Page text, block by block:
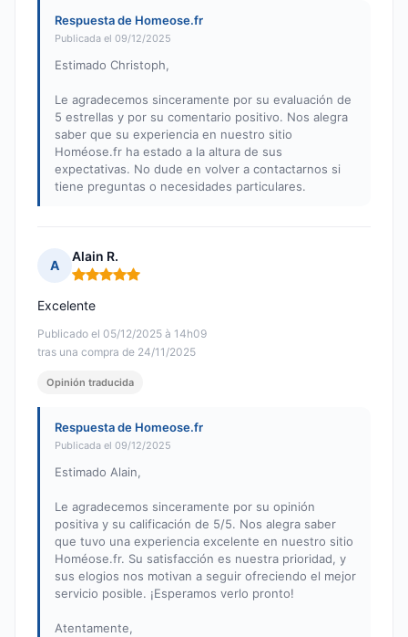
Respuesta de Homeose.fr
Publicada el 09/12/2025
Estimado Christoph,
Le agradecemos sinceramente por su evaluación de
5 estrellas y por su comentario positivo. Nos alegra
saber que su experiencia en nuestro sitio
Homéose.fr ha estado a la altura de sus
expectativas. No dude en volver a contactarnos si
tiene preguntas o necesidades particulares.
A
Alain R.
Nota: 5 de 5
Publicado el 05/12/2025 à 14h09
tras una compra de 24/11/2025
Excelente
Opinión traducida
Respuesta de Homeose.fr
Publicada el 09/12/2025
Estimado Alain,
Le agradecemos sinceramente por su opinión
positiva y su calificación de 5/5. Nos alegra saber
que tuvo una experiencia excelente en nuestro sitio
Homéose.fr. Su satisfacción es nuestra prioridad, y
sus elogios nos motivan a seguir ofreciendo el mejor
servicio posible. ¡Esperamos verlo pronto!
Atentamente,